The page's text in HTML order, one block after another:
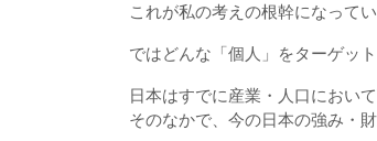
これが私の考えの根幹になってい
ではどんな「個人」をターゲッ
日本はすでに産業・人口におい
そのなかで、今の日本の強み・